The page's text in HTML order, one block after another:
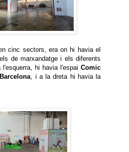
cinc sectors, era on hi havia el
de marxandatge i els diferents
hi havia l'espai Comic
, i a la dreta hi havia la